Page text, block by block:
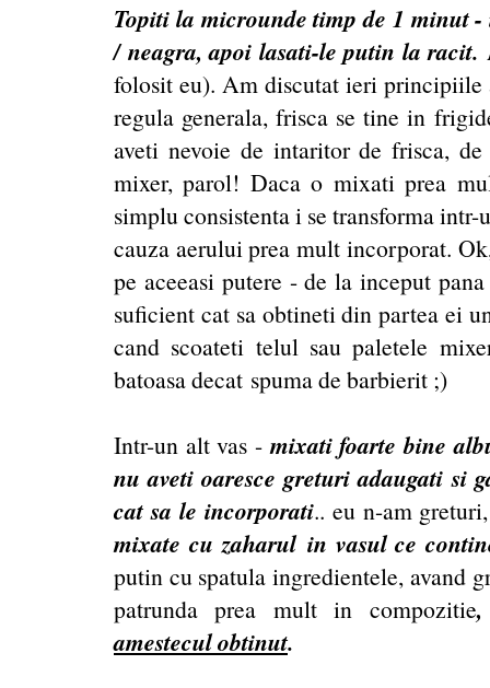
Topiti la microunde timp de 1 minut
/ neagra, apoi lasati-le putin la
folosit eu). Am discutat ieri principiile
regula generala, frisca se tine in
aveti nevoie de intaritor de frisca,
mixer, parol! Daca o mixati prea
simplu consistenta i se transforma
cauza aerului prea mult incorporat.
pe aceeasi putere - de la inceput
suficient cat sa obtineti din partea ei
cand scoateti telul sau paletele
batoasa decat spuma de barbierit ;)
Intr-un alt vas -mixati foarte bine
nu aveti oaresce greturi adaugati si
cat sa le incorporati.. eu n-am
mixate cu zaharul in vasul ce
putin cu spatula ingredientele, avand
patrunda prea mult in compozitie
amestecul obtinut.